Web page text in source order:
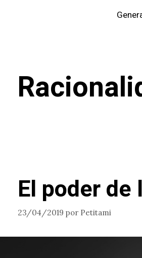
El poder
23/04/2019 por Petitami